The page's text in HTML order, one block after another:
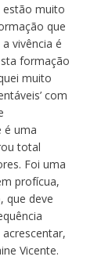
estão muito
que
vivência é
formação
muito
com
é uma
total
Foi uma
profícua,
que deve
Vicente.